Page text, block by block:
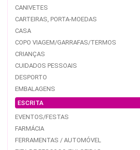
CANIVETES
CARTEIRAS, PORTA-MOEDAS
CASA
COPO VIAGEM/GARRAFAS/TERMOS
CRIANÇAS
CUIDADOS PESSOAIS
DESPORTO
EMBALAGENS
ESCRITA
EVENTOS/FESTAS
FARMÁCIA
FERRAMENTAS / AUTOMÓVEL